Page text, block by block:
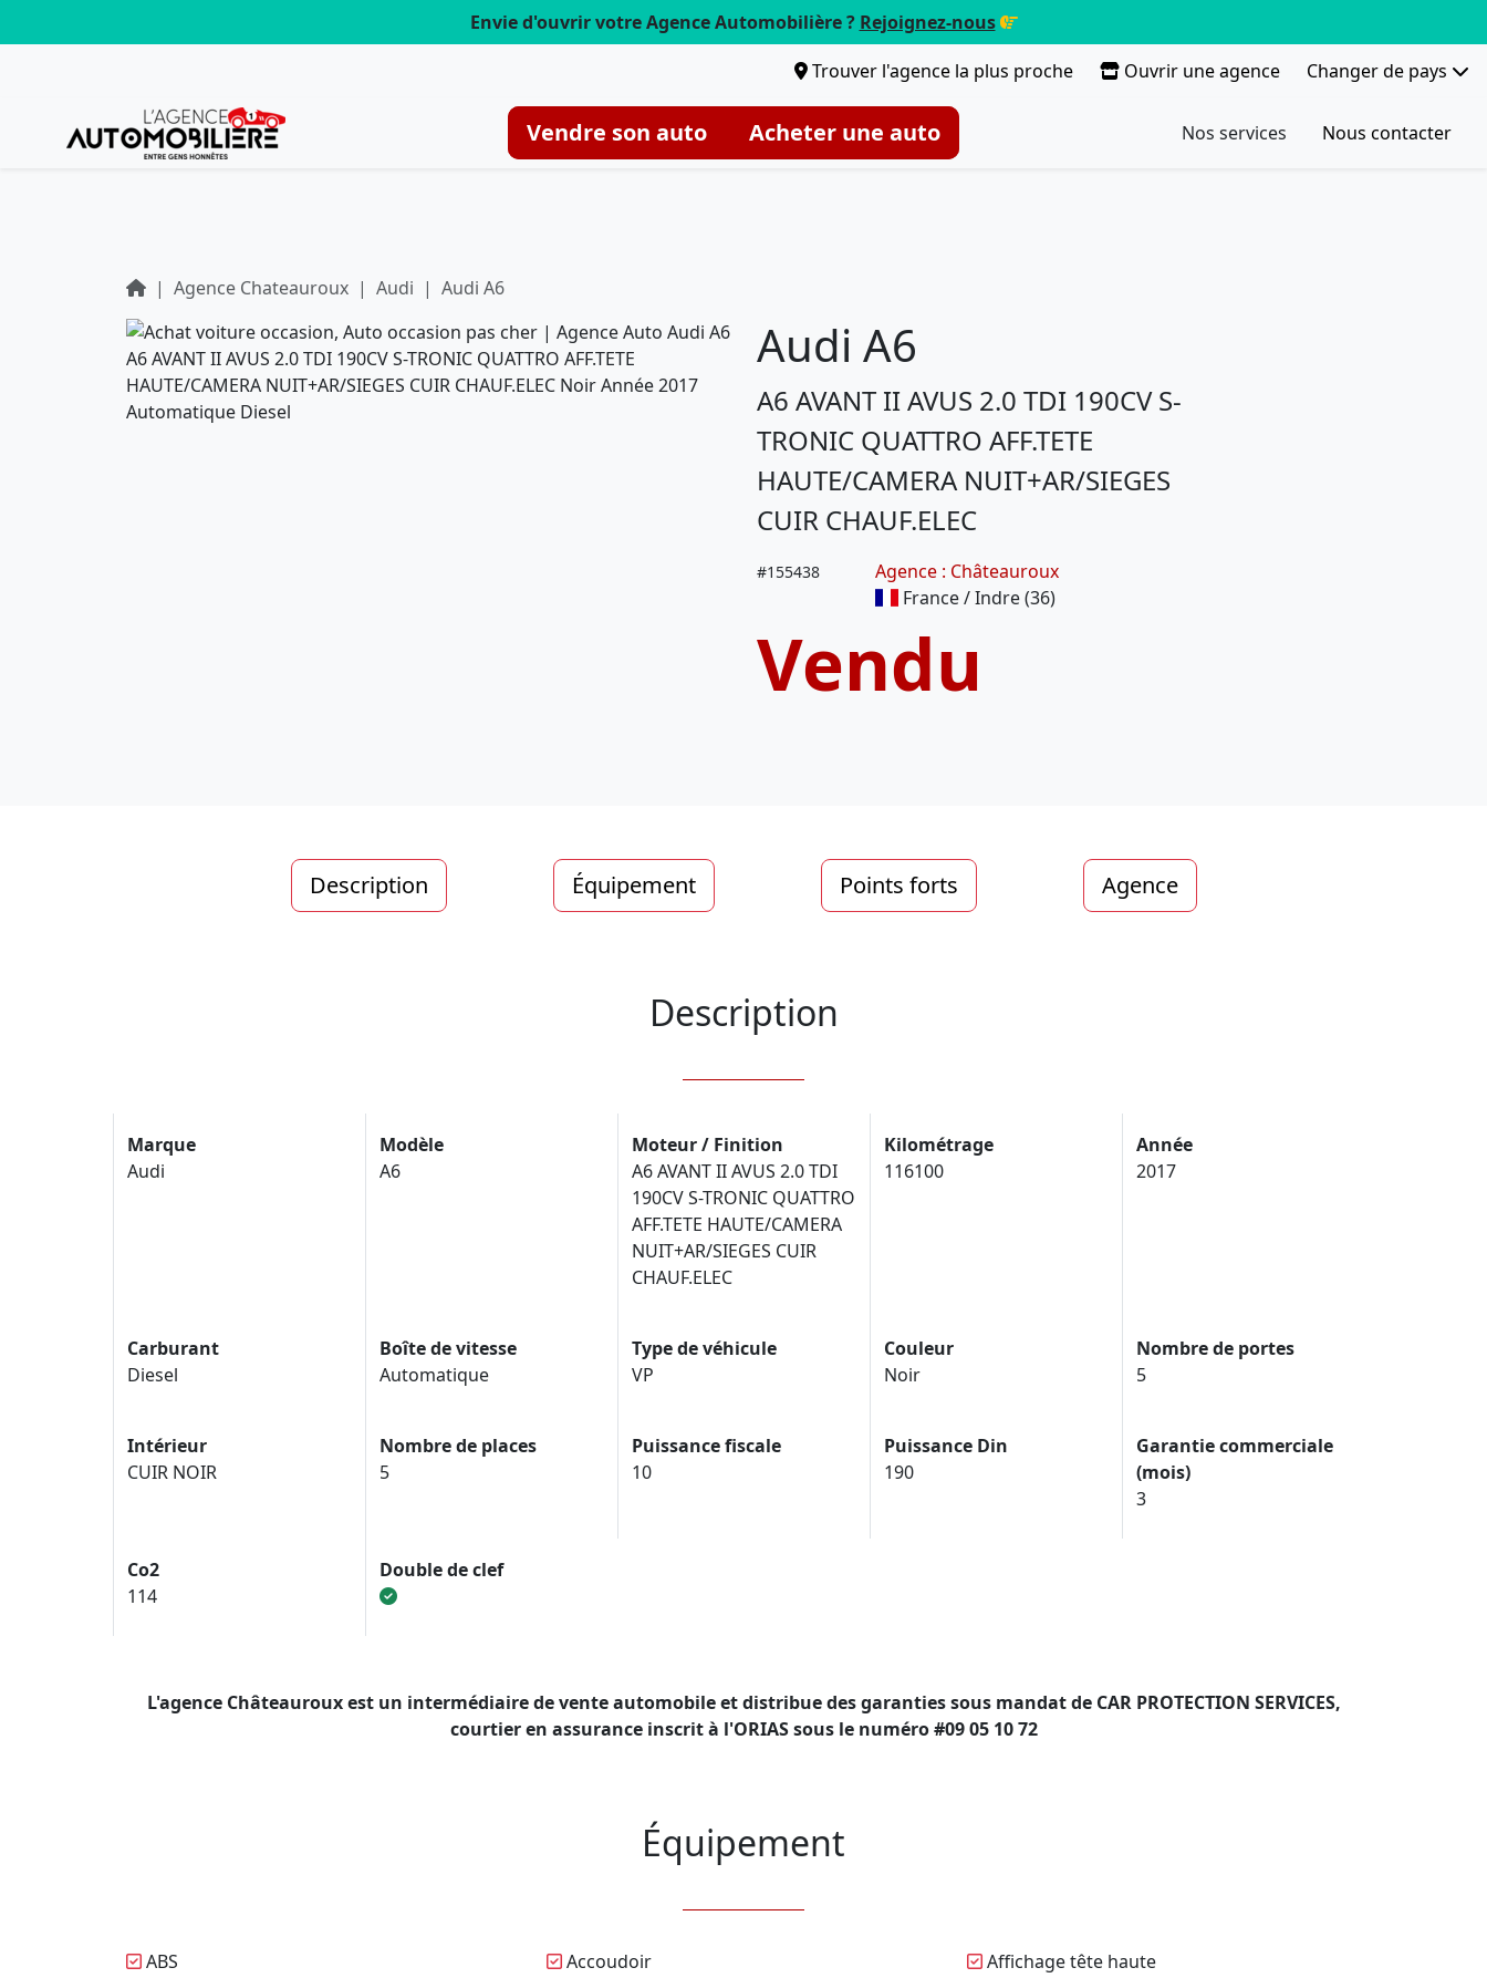
Envie d'ouvrir votre Agence Automobilière ? Rejoignez-nous
Trouver l'agence la plus proche
Ouvrir une agence Changer de pays
Vendre son auto Acheter une auto Nos services Nous contacter
Agence Chateauroux Audi Audi A6
Audi A6
A6 AVANT II AVUS 2.0 TDI 190CV S-
TRONIC QUATTRO AFF.TETE
HAUTE/CAMERA NUIT+AR/SIEGES
CUIR CHAUF.ELEC
#155438
Agence : Châteauroux
France / Indre (36)
Vendu
Description Équipement Points forts Agence
Description
Marque
Audi
Modèle
A6
Moteur / Finition
A6 AVANT II AVUS 2.0 TDI
190CV S-TRONIC QUATTRO
AFF.TETE HAUTE/CAMERA
NUIT+AR/SIEGES CUIR
CHAUF.ELEC
Kilométrage
116100
Année
2017
Carburant
Diesel
Boîte de vitesse
Automatique
Type de véhicule
VP
Couleur
Noir
Nombre de portes
5
Intérieur
CUIR NOIR
Nombre de places
5
Puissance fiscale
10
Puissance Din
190
Garantie commerciale
(mois)
3
Co2
114
Double de clef
L'agence Châteauroux est un intermédiaire de vente automobile et distribue des garanties sous mandat de CAR PROTECTION SERVICES,
courtier en assurance inscrit à l'ORIAS sous le numéro #09 05 10 72
Équipement
ABS Accoudoir
Affichage tête haute